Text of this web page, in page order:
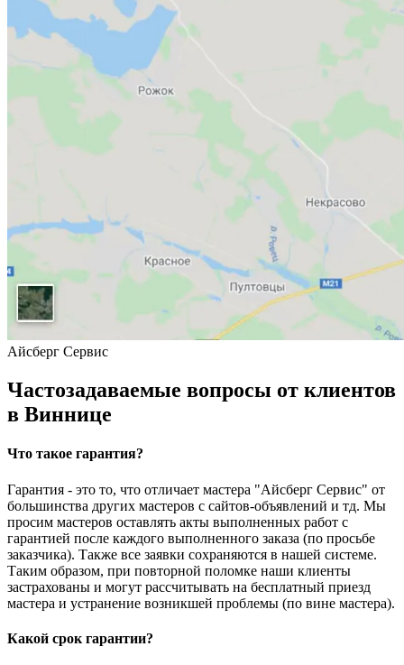
Айсберг Сервис
Частозадаваемые вопросы от клиентов
в Виннице
Что такое гарантия?
Гарантия - это то, что отличает мастера "Айсберг Сервис" от
большинства других мастеров с сайтов-объявлений и тд. Мы
просим мастеров оставлять акты выполненных работ с
гарантией после каждого выполненного заказа (по просьбе
заказчика). Также все заявки сохраняются в нашей системе.
Таким образом, при повторной поломке наши клиенты
застрахованы и могут рассчитывать на бесплатный приезд
мастера и устранение возникшей проблемы (по вине мастера).
Какой срок гарантии?